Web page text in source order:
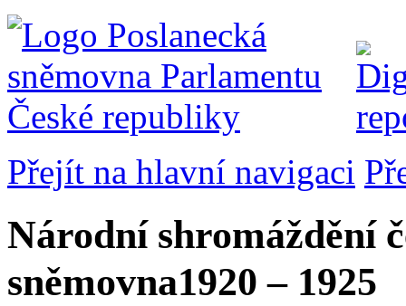
Přejít na hlavní navigaci
Národní shromáždění
sněmovna1920 – 1925